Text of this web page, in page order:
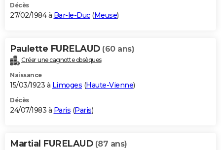
Décès
27/02/1984 à Bar-le-Duc(Meuse)
Paulette FURELAUD (60 ans)
Créer une cagnotte obsèques
Naissance
15/03/1923 à Limoges (Haute-Vienne)
Décès
24/07/1983 à Paris (Paris)
Martial FURELAUD (87 ans)